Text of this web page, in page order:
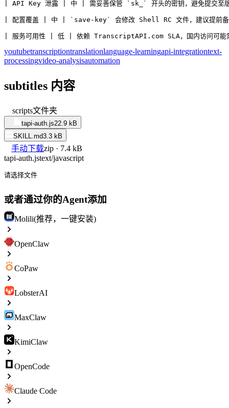
| API Key 泄露 | 中 | 需妥善保管 `sk_` 开头的密钥，避免提交至
| 配置覆盖 | 中 | `save-key` 会修改 Shell RC 文件，建议提前
| 服务可用性 | 低 | 依赖 TranscriptAPI.com SLA，国内访问可能
youtubetranscriptiontranslationlanguage-learningapi-integrationtext-
processingvideo-analysisautomation
subtitles 内容
scripts文件夹
tapi-auth.js22.9 kB
SKILL.md3.3 kB
手动下载zip · 7.4 kB
tapi-auth.jstext/javascript
请选择文件
或者通过你的Agent添加
Molili(推荐，一键安装)
OpenClaw
CoPaw
LobsterAI
MaxClaw
KimiClaw
OpenCode
Claude Code